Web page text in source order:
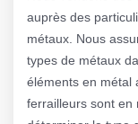
auprès des
métaux. Nous
types de métaux
éléments en métal
ferrailleurs sont en